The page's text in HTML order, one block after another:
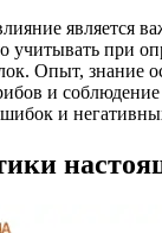
является
учитывать при
Опыт, знание
и
и